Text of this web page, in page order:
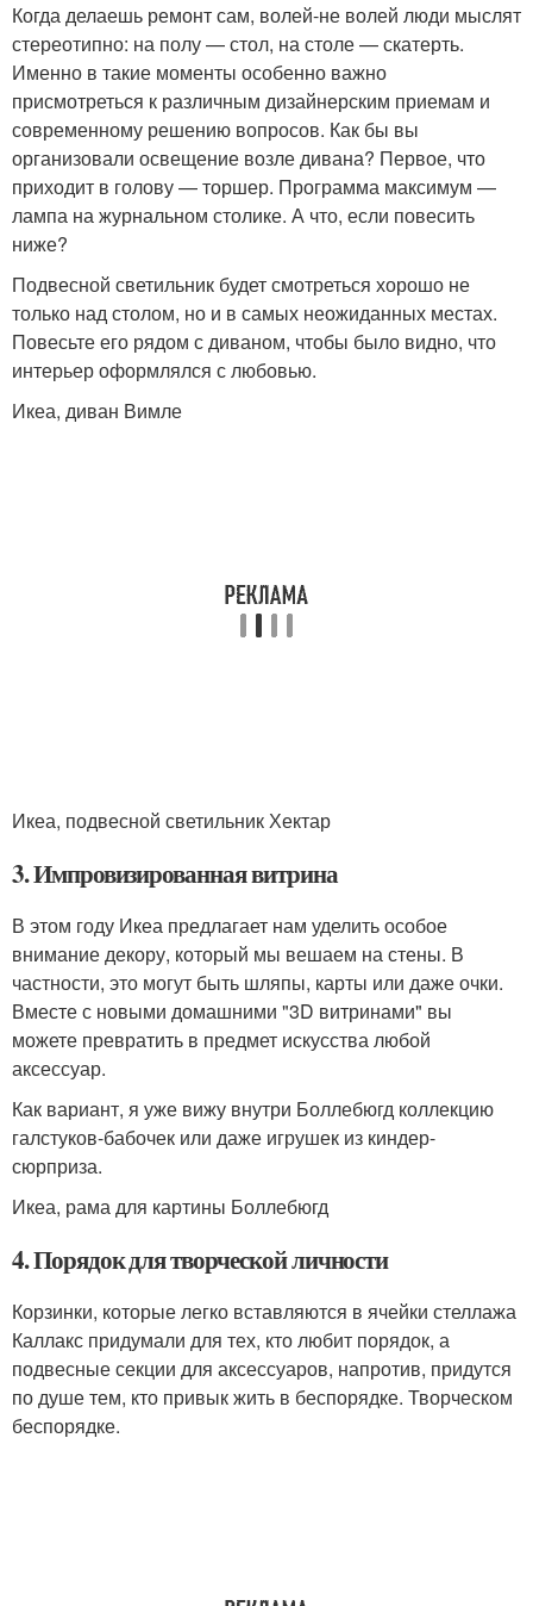
Когда делаешь ремонт сам, волей-не волей люди мыслят
стереотипно: на полу — стол, на столе — скатерть.
Именно в такие моменты особенно важно
присмотреться к различным дизайнерским приемам и
современному решению вопросов. Как бы вы
организовали освещение возле дивана? Первое, что
приходит в голову — торшер. Программа максимум —
лампа на журнальном столике. А что, если повесить
ниже?
Подвесной светильник будет смотреться хорошо не
только над столом, но и в самых неожиданных местах.
Повесьте его рядом с диваном, чтобы было видно, что
интерьер оформлялся с любовью.
Икеа, диван Вимле
Икеа, подвесной светильник Хектар
3. Импровизированная витрина
В этом году Икеа предлагает нам уделить особое
внимание декору, который мы вешаем на стены. В
частности, это могут быть шляпы, карты или даже очки.
Вместе с новыми домашними "3D витринами" вы
можете превратить в предмет искусства любой
аксессуар.
Как вариант, я уже вижу внутри Боллебюгд коллекцию
галстуков-бабочек или даже игрушек из киндер-
сюрприза.
Икеа, рама для картины Боллебюгд
4. Порядок для творческой личности
Корзинки, которые легко вставляются в ячейки стеллажа
Каллакс придумали для тех, кто любит порядок, а
подвесные секции для аксессуаров, напротив, придутся
по душе тем, кто привык жить в беспорядке. Творческом
беспорядке.